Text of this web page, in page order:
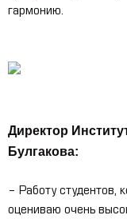
гармонию.
Директор
Булгакова:
– Работу студентов,
оцениваю очень